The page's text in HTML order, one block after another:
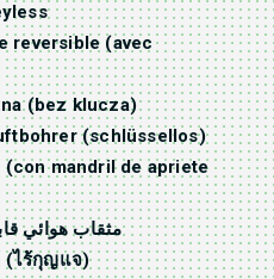
reversible (avec
(bez klucza)
(schlüssellos)
mandril de apriete
مثقاب هوائي
(ไร้กุญแจ)